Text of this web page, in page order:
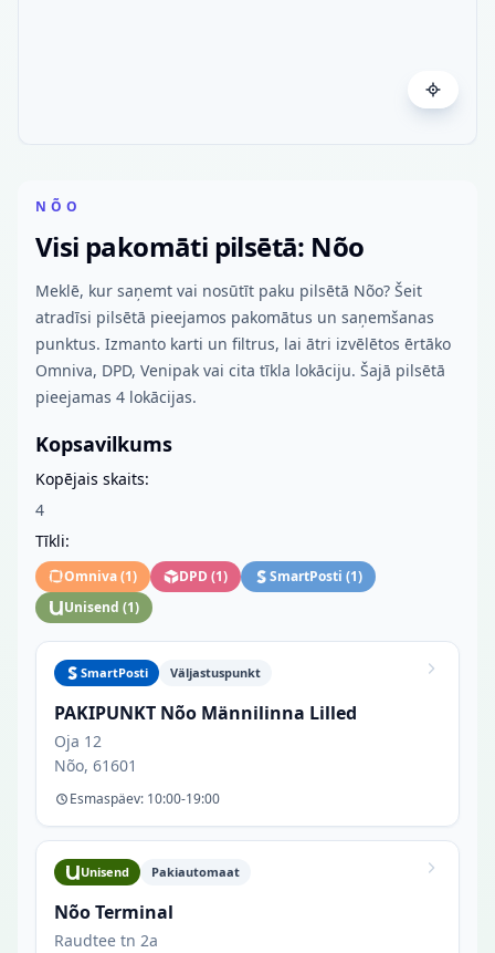
NÕO
Visi pakomāti pilsētā: Nõo
Meklē, kur saņemt vai nosūtīt paku pilsētā Nõo? Šeit
atradīsi pilsētā pieejamos pakomātus un saņemšanas
punktus. Izmanto karti un filtrus, lai ātri izvēlētos ērtāko
Omniva, DPD, Venipak vai cita tīkla lokāciju. Šajā pilsētā
pieejamas 4 lokācijas.
Kopsavilkums
Kopējais skaits:
4
Tīkli:
Omniva(1) DPD(1) SmartPosti (1)
Unisend (1)
SmartPosti Väljastuspunkt
PAKIPUNKT Nõo Männilinna Lilled
Oja 12
Nõo, 61601
Esmaspäev: 10:00-19:00
Unisend Pakiautomaat
Nõo Terminal
Raudtee tn 2a